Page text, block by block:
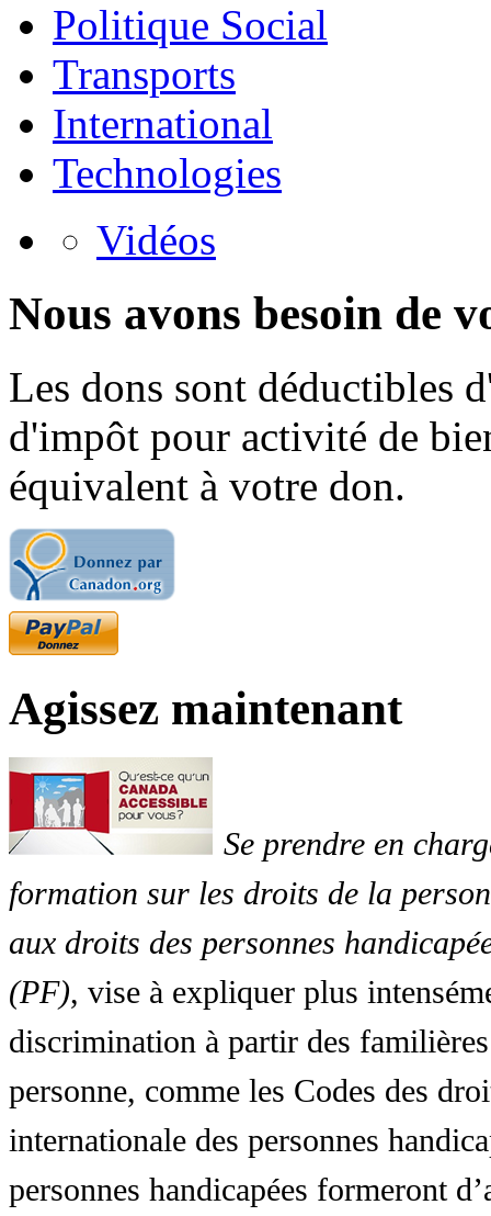
Politique Social
Transports
International
Technologies
Vidéos
Nous avons besoin de
Les dons sont déductibles
d'impôt pour activité de
équivalent à votre don.
Agissez maintenant
Se prendre en
formation sur les droits de la
aux droits des personnes
(PF), vise à expliquer plus
discrimination à partir des
personne, comme les Codes des
internationale des personnes
personnes handicapées formeront